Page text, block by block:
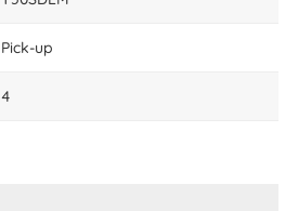
Pick-up
4